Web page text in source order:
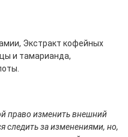
для тела
Экстракт кофейных
и тамарианда,
право изменить внешний
следить за изменениями, но,